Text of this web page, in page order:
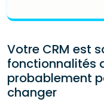
Votre CRM est
fonctionnalités
probablement
changer